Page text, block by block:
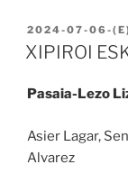
2024-07-06-
XIPIROI
Pasaia-Lezo
Asier Lagar,
Alvarez